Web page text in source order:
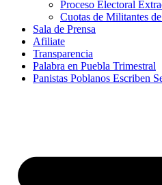
Proceso Electoral
Cuotas de Militantes
Sala de Prensa
Afiliate
Transparencia
Palabra en Puebla Trimestral
Panistas Poblanos Escriben